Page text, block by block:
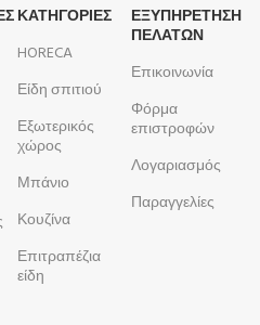
ΚΑΤΗΓΟΡΙΕΣ
HORECA
Είδη σπιτιού
Εξωτερικός
χώρος
Μπάνιο
Κουζίνα
Επιτραπέζια
είδη
ΕΞΥΠΗΡΕΤΗΣΗ
ΠΕΛΑΤΩΝ
Επικοινωνία
Φόρμα
επιστροφών
Λογαριασμός
Παραγγελίες